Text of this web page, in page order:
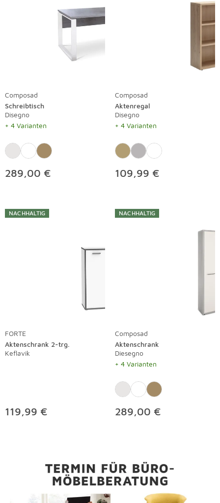
Composad
Schreibtisch
Disegno
+ 4 Varianten
289,00 €
Composad
Aktenregal
Disegno
+ 4 Varianten
109,99 €
NACHHALTIG
FORTE
Aktenschrank 2-trg.
Keflavik
119,99 €
NACHHALTIG
Composad
Aktenschrank
Diesegno
+ 4 Varianten
289,00 €